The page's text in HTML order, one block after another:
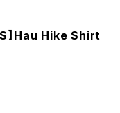
】Hau Hike Shirt